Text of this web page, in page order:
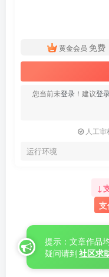
黄金会员 免费
您当前未登录 ！建议登
人工审
运行环境
↓
提示：文章作品
疑问请到社区求